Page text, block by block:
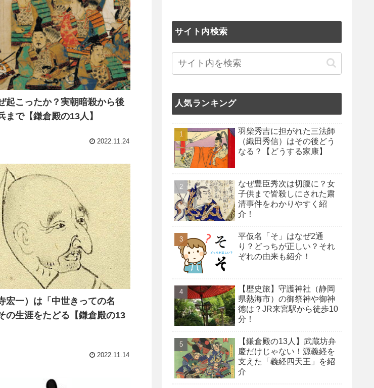
起こったか？実朝暗殺から後
まで【鎌倉殿の13人】
2022.11.24
宏一）は「中世きっての名
の生涯をたどる【鎌倉殿の13
2022.11.14
サイト内検索
人気ランキング
羽柴秀吉に担がれた三法師
（織田秀信）はその後どう
なる？【どうする家康】
なぜ豊臣秀次は切腹に？女
子供まで皆殺しにされた粛
清事件をわかりやすく紹
介！
平仮名「そ」はなぜ2通
り？どっちが正しい？それ
ぞれの由来も紹介！
【歴史旅】守護神社（静岡
県熱海市）の御祭神や御神
徳は？JR来宮駅から徒歩10
分！
【鎌倉殿の13人】武蔵坊弁
慶だけじゃない！源義経を
支えた「義経四天王」を紹
介